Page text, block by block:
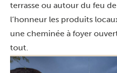
terrasse ou autour du feu
l’honneur les produits
une cheminée à foyer
tout.